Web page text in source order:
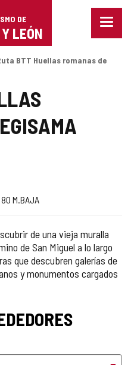
DE
LEÓN
Menu
BTT Huellas romanas de
80 M. BAJA
de una vieja muralla
de San Miguel a lo largo
que descubren galerías de
y monumentos cargados